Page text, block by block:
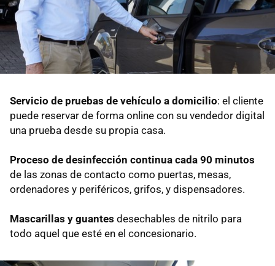
Servicio de pruebas de vehículo a domicilio: el cliente
puede reservar de forma online con su vendedor digital
una prueba desde su propia casa.
Proceso de desinfección continua cada 90 minutos
de las zonas de contacto como puertas, mesas,
ordenadores y periféricos, grifos, y dispensadores.
Mascarillas y guantes desechables de nitrilo para
todo aquel que esté en el concesionario.